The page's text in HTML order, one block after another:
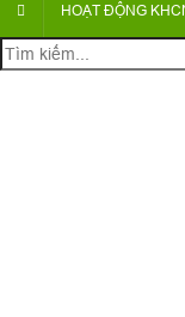
HOẠT ĐỘNG